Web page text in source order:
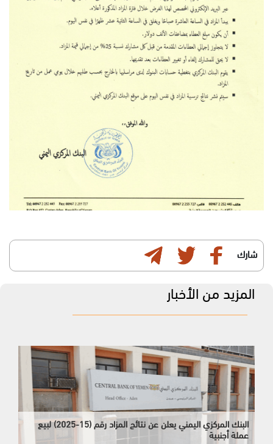
شارك
المزيد من الأخبار
البنك المركزي اليمني يعلن عن نتائج المزاد رقم (15-2025) لبيع
عملة أجنبية